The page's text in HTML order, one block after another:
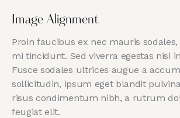
Image Alignment
Proin faucibus ex nec mauris
mi tincidunt. Sed viverra egestas nisi
Fusce sodales ultrices augue a
sollicitudin, ipsum eget blandit
risus condimentum nibh, a rutrum
feugiat elit.